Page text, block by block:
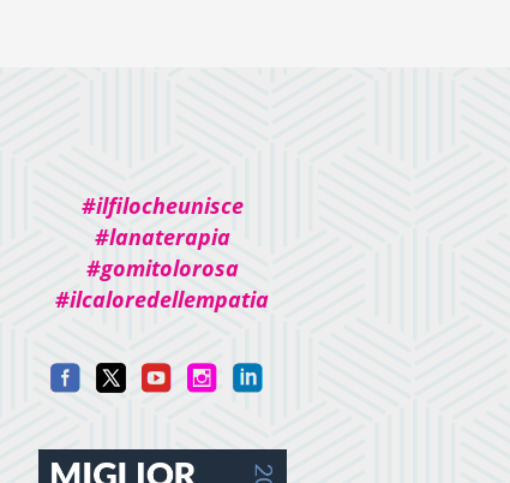
#ilfilocheunisce
#lanaterapia
#gomitolorosa
#ilcaloredellempatia